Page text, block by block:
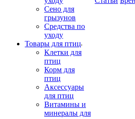
Сено для
грызунов
Средства по
уходу
Товары для птиц
Клетки для
птиц
Корм для
птиц
Аксессуары
для птиц
Витамины и
минералы для